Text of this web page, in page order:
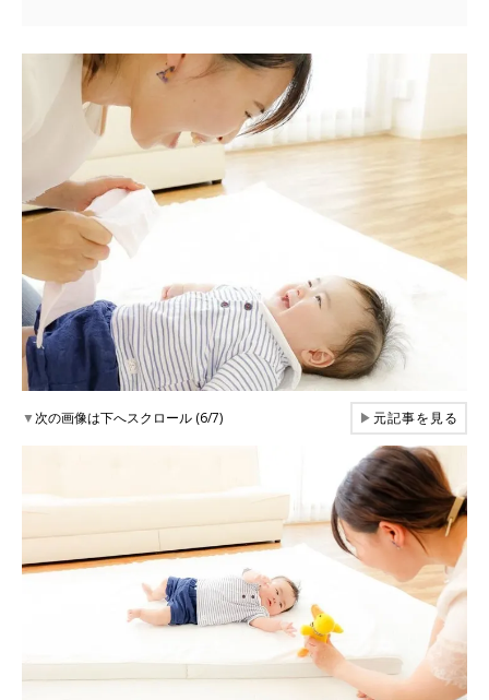
▼次の画像は下へスクロール (6/7) ▶元記事を見る